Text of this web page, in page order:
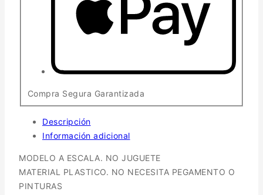
Compra Segura Garantizada
Descripción
Información adicional
MODELO A ESCALA. NO JUGUETE
MATERIAL PLASTICO. NO NECESITA PEGAMENTO O
PINTURAS